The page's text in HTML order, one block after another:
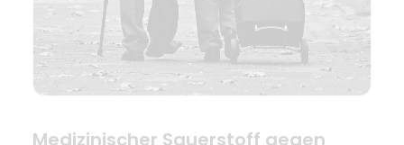
Medizinischer Sauerstoff gegen